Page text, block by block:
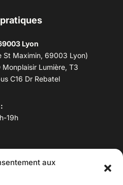
aux
Lyon
St Maximin, 69003 Lyon)
Lumière, T3
C16 Dr Rebatel
19h
06 40